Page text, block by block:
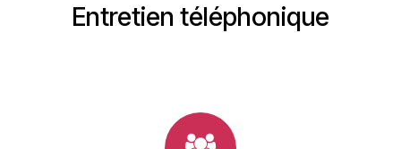
Entretien téléphonique